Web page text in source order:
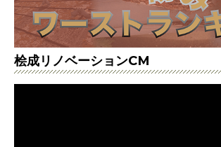
桧成リノベーションCM